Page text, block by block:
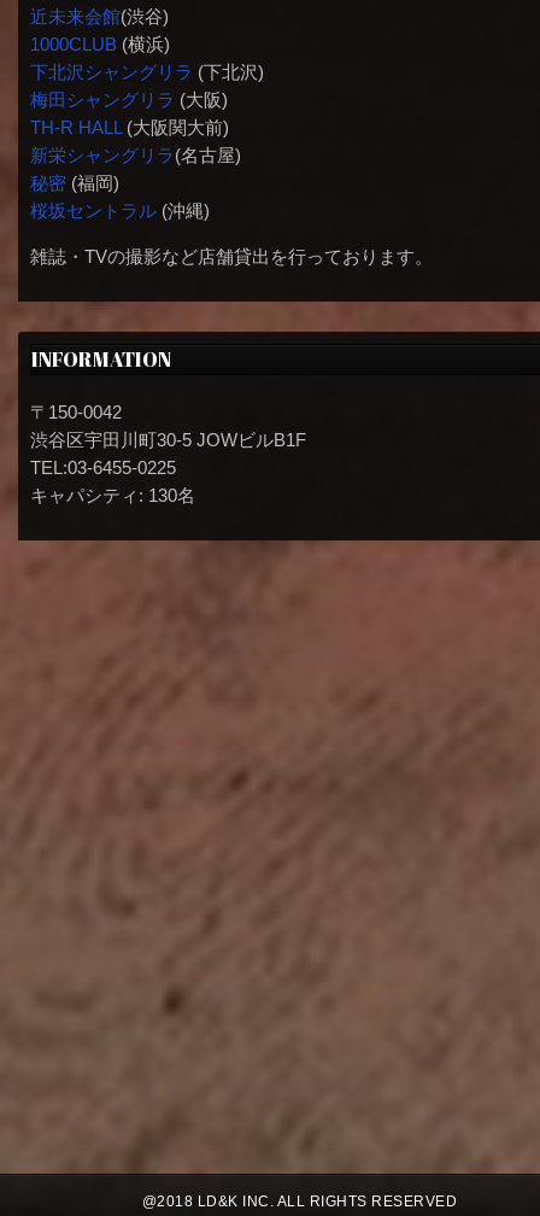
近未来会館(渋谷)
1000CLUB(横浜)
下北沢シャングリラ (下北沢)
梅田シャングリラ (大阪)
TH-R HALL(大阪関大前)
新栄シャングリラ(名古屋)
秘密(福岡)
桜坂セントラル(沖縄)
雑誌・TVの撮影など店舗貸出を行っております。
INFORMATION
〒150-0042
渋谷区宇田川町30-5 JOWビルB1F
TEL:03-6455-0225
キャパシティ: 130名
@2018 LD&K INC. ALL RIGHTS RESERVED